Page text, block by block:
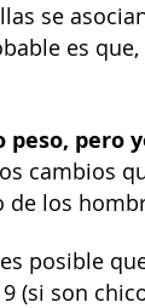
se
es
pero
cambios
los
posible
(si son